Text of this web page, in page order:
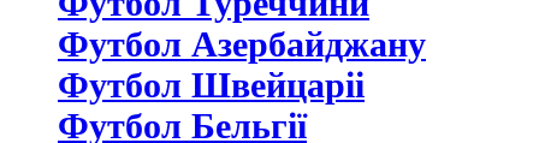
Футбол Азербайджану
Футбол Швейцаріі
Футбол Бельгії